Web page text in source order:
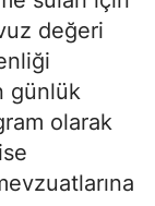
değeri
günlük
olarak